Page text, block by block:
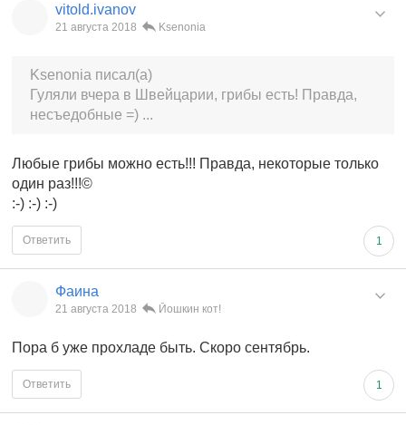
vitold.ivanov
21 августа 2018 Ksenonia
Ksenonia писал(а)
Гуляли вчера в Швейцарии, грибы есть! Правда,
несъедобные =) ...
Любые грибы можно есть!!! Правда, некоторые только
один раз!!!©
:-) :-) :-)
1
Ответить
Фаина
21 августа 2018 Йошкин кот!
Пора б уже прохладе быть. Скоро сентябрь.
1
Ответить